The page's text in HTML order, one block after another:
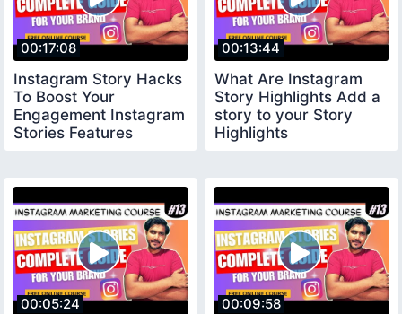
00:17:08
Instagram Story Hacks
To Boost Your
Engagement Instagram
Stories Features
00:13:44
What Are Instagram
Story Highlights Add a
story to your Story
Highlights
00:05:24 00:09:58